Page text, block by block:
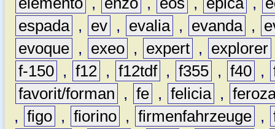
espada , ev , evalia , evanda ,
evoque , exeo , expert , explorer
f-150 , f12 , f12tdf , f355 , f40 ,
favorit/forman
, fe , felicia ,
, figo , fiorino , firmenfahrzeuge ,